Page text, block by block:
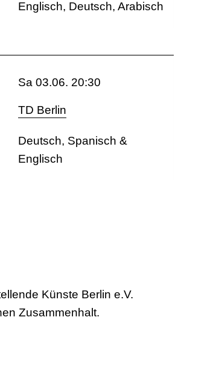
Englisch, Deutsch, Arabisch
Sa 03.06. 20:30
TD Berlin
Deutsch, Spanisch &
Englisch
Künste Berlin e.V.
Zusammenhalt.